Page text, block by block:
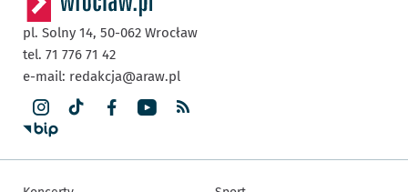
pl. Solny 14, 50-062 Wrocław
tel. 71 776 71 42
e-mail: redakcja@araw.pl